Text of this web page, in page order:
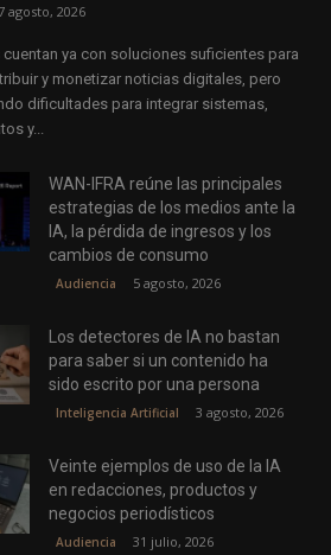
7 agosto, 2026
ya con soluciones suficientes para
y monetizar noticias digitales, pero
dificultades para integrar sistemas,
y...
WAN-IFRA reúne las principales
estrategias de los medios ante la
IA, la pérdida de ingresos y los
cambios de consumo
Audiencia 5 agosto, 2026
Los detectores de IA no bastan
para saber si un contenido ha
sido escrito por una persona
Inteligencia Artificial 3 agosto, 2026
Veinte ejemplos de uso de la IA
en redacciones, productos y
negocios periodísticos
Audiencia 31 julio, 2026